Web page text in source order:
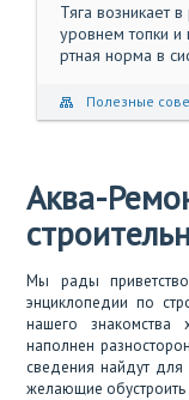
Тяга возникает
уровнем топки
ртная норма в
Полезные
Аква-
Мы рады
энциклопедии по
нашего знакомства
наполнен
сведения найдут
желающие